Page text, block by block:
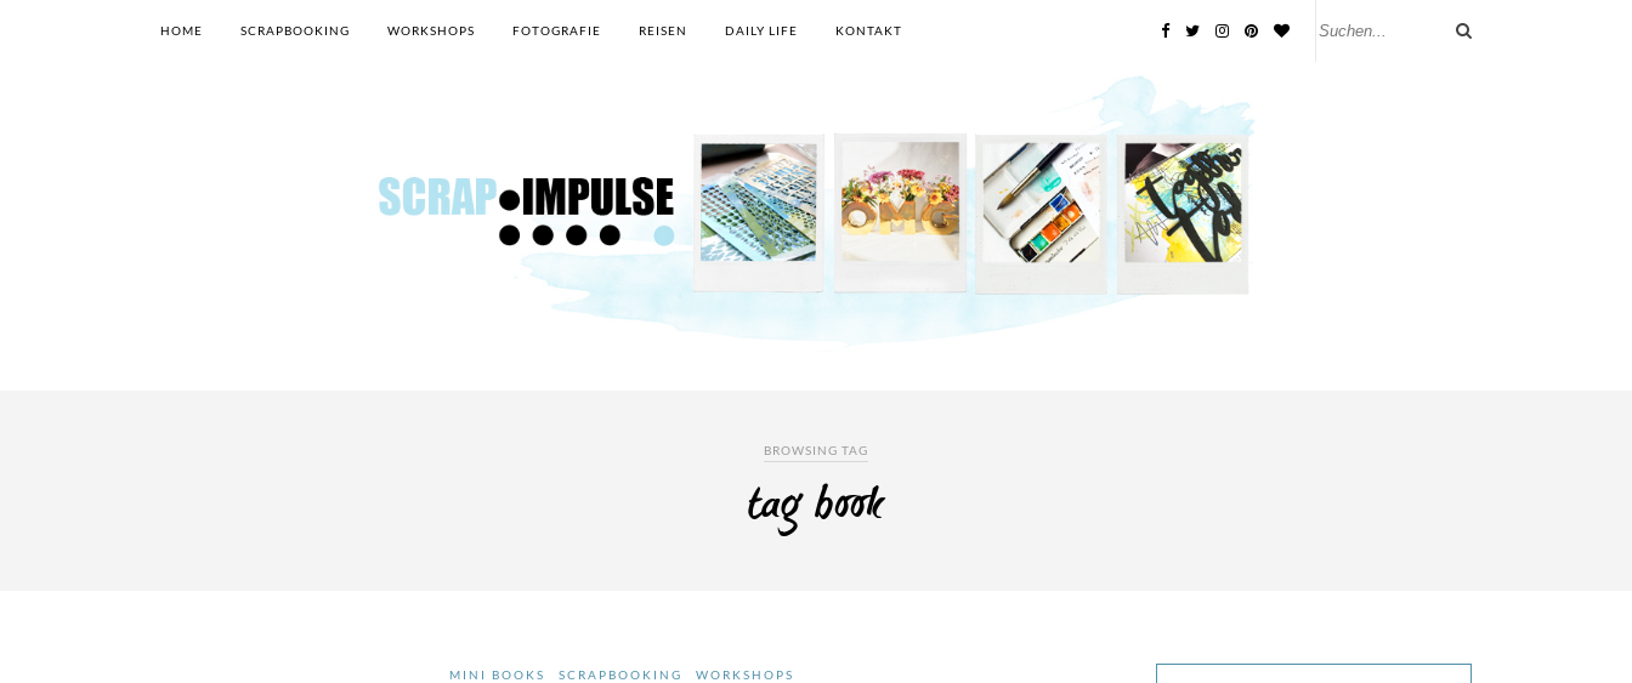
HOME SCRAPBOOKING WORKSHOPS FOTOGRAFIE REISEN DAILY LIFE KONTAKT
BROWSING TAG
tag book
MINI BOOKS SCRAPBOOKING WORKSHOPS